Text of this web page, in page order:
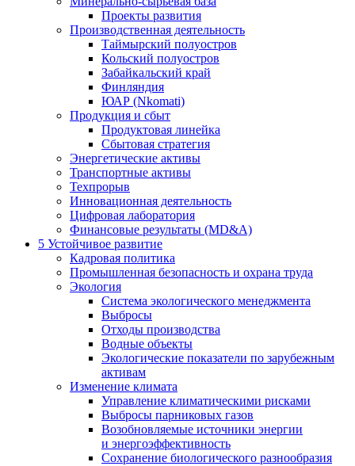
Проекты развития
Производственная деятельность
Таймырский полуостров
Кольский полуостров
Забайкальский край
Финляндия
ЮАР (Nkomati)
Продукция и сбыт
Продуктовая линейка
Сбытовая стратегия
Энергетические активы
Транспортные активы
Техпрорыв
Инновационная деятельность
Цифровая лаборатория
Финансовые результаты (MD&A)
5 Устойчивое развитие
Кадровая политика
Промышленная безопасность и охрана труда
Экология
Система экологического менеджмента
Выбросы
Отходы производства
Водные объекты
Экологические показатели по зарубежным
активам
Изменение климата
Управление климатическими рисками
Выбросы парниковых газов
Возобновляемые источники энергии
и энергоэффективность
Сохранение биологического разнообразия